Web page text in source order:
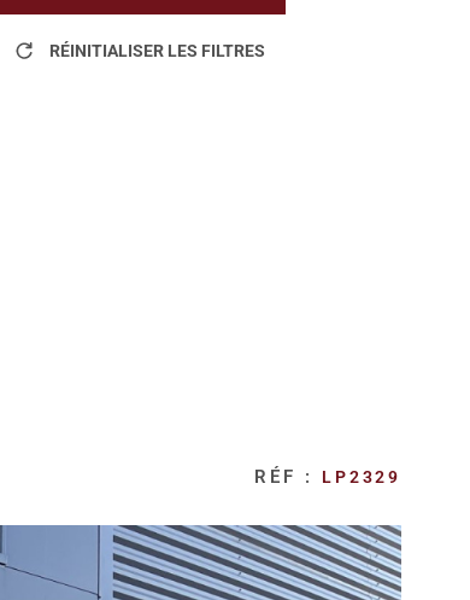
RÉINITIALISER LES FILTRES
RÉF : LP2329